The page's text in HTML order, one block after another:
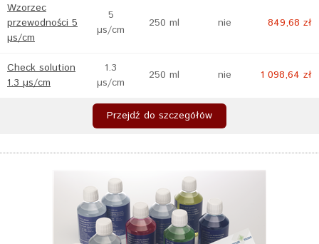
Wzorzec
przewodności 5
µs/cm
5
µs/cm
250 ml nie 849,68 zł
Check solution
1.3 µs/cm
1.3
µs/cm
250 ml nie 1 098,64 zł
Przejdź do szczegółów